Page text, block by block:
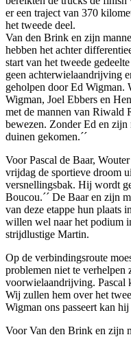
er een traject van 370
het tweede deel.
Van den Brink en zijn
hebben het achter
start van het tweede
geen achterwielaandrijving
geholpen door Ed Wigman.
Wigman, Joel Ebbers en
met de mannen van Riwald
bewezen. Zonder Ed en
duinen gekomen.´´
Voor Pascal de Baar,
vrijdag de sportieve droom
versnellingsbak. Hij wordt
Boucou.´´ De Baar en zijn
van deze etappe hun plaats
willen wel naar het podium
strijdlustige Martin.
Op de verbindingsroute
problemen niet te verhelpen
voorwielaandrijving. Pascal
Wij zullen hem over het
Wigman ons passeert kan
Voor Van den Brink en zijn